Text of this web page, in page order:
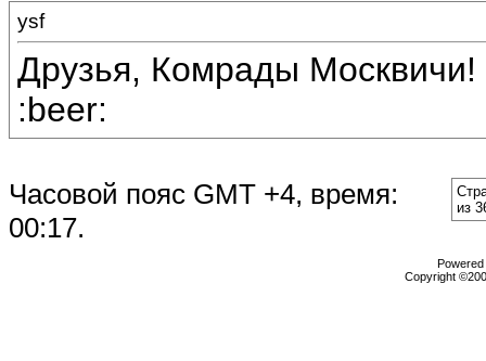
ysf
Друзья, Комрады
:beer:
Часовой пояс GMT +4, время:
00:17.
из
Copyright